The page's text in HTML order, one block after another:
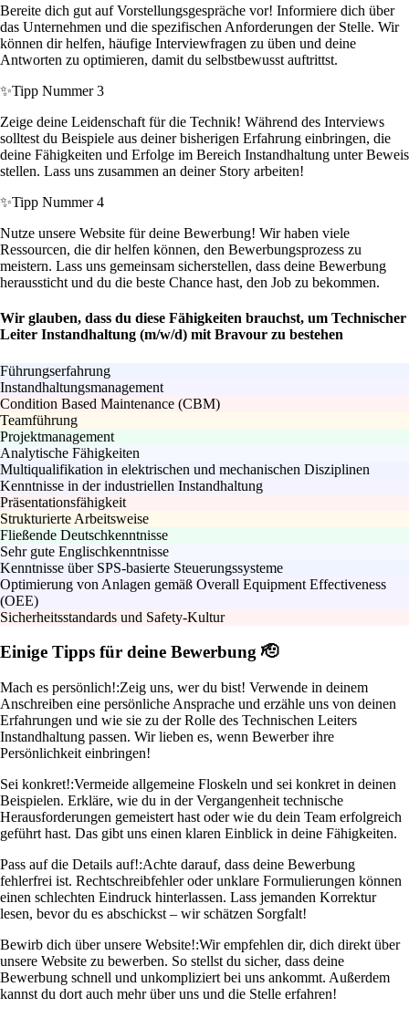
Bereite dich gut auf Vorstellungsgespräche vor! Informiere dich über
das Unternehmen und die spezifischen Anforderungen der Stelle. Wir
können dir helfen, häufige Interviewfragen zu üben und deine
Antworten zu optimieren, damit du selbstbewusst auftrittst.
✨Tipp Nummer 3
Zeige deine Leidenschaft für die Technik! Während des Interviews
solltest du Beispiele aus deiner bisherigen Erfahrung einbringen, die
deine Fähigkeiten und Erfolge im Bereich Instandhaltung unter Beweis
stellen. Lass uns zusammen an deiner Story arbeiten!
✨Tipp Nummer 4
Nutze unsere Website für deine Bewerbung! Wir haben viele
Ressourcen, die dir helfen können, den Bewerbungsprozess zu
meistern. Lass uns gemeinsam sicherstellen, dass deine Bewerbung
heraussticht und du die beste Chance hast, den Job zu bekommen.
Wir glauben, dass du diese Fähigkeiten brauchst, um Technischer
Leiter Instandhaltung (m/w/d) mit Bravour zu bestehen
Führungserfahrung
Instandhaltungsmanagement
Condition Based Maintenance (CBM)
Teamführung
Projektmanagement
Analytische Fähigkeiten
Multiqualifikation in elektrischen und mechanischen Disziplinen
Kenntnisse in der industriellen Instandhaltung
Präsentationsfähigkeit
Strukturierte Arbeitsweise
Fließende Deutschkenntnisse
Sehr gute Englischkenntnisse
Kenntnisse über SPS-basierte Steuerungssysteme
Optimierung von Anlagen gemäß Overall Equipment Effectiveness
(OEE)
Sicherheitsstandards und Safety-Kultur
Einige Tipps für deine Bewerbung 🫡
Mach es persönlich!:Zeig uns, wer du bist! Verwende in deinem
Anschreiben eine persönliche Ansprache und erzähle uns von deinen
Erfahrungen und wie sie zu der Rolle des Technischen Leiters
Instandhaltung passen. Wir lieben es, wenn Bewerber ihre
Persönlichkeit einbringen!
Sei konkret!:Vermeide allgemeine Floskeln und sei konkret in deinen
Beispielen. Erkläre, wie du in der Vergangenheit technische
Herausforderungen gemeistert hast oder wie du dein Team erfolgreich
geführt hast. Das gibt uns einen klaren Einblick in deine Fähigkeiten.
Pass auf die Details auf!:Achte darauf, dass deine Bewerbung
fehlerfrei ist. Rechtschreibfehler oder unklare Formulierungen können
einen schlechten Eindruck hinterlassen. Lass jemanden Korrektur
lesen, bevor du es abschickst – wir schätzen Sorgfalt!
Bewirb dich über unsere Website!:Wir empfehlen dir, dich direkt über
unsere Website zu bewerben. So stellst du sicher, dass deine
Bewerbung schnell und unkompliziert bei uns ankommt. Außerdem
kannst du dort auch mehr über uns und die Stelle erfahren!